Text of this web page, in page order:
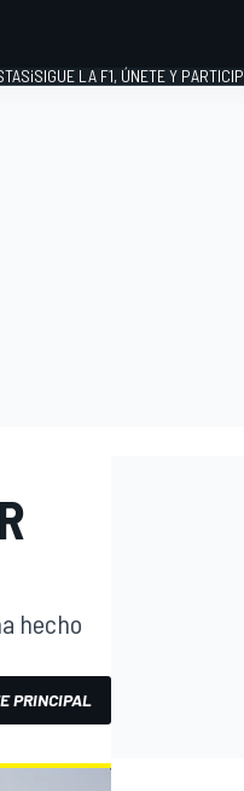
¡SIGUE LA F1, ÚNETE Y
hecho
PRINCIPAL